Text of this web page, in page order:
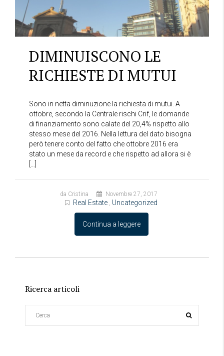
DIMINUISCONO LE
RICHIESTE DI MUTUI
Sono in netta diminuzione la richiesta di mutui. A
ottobre, secondo la Centrale rischi Crif, le domande
di finanziamento sono calate del 20,4% rispetto allo
stesso mese del 2016. Nella lettura del dato bisogna
però tenere conto del fatto che ottobre 2016 era
stato un mese da record e che rispetto ad allora si è
[…]
da Cristina Novembre 27, 2017
Real Estate , Uncategorized
Continua a leggere
Ricerca articoli